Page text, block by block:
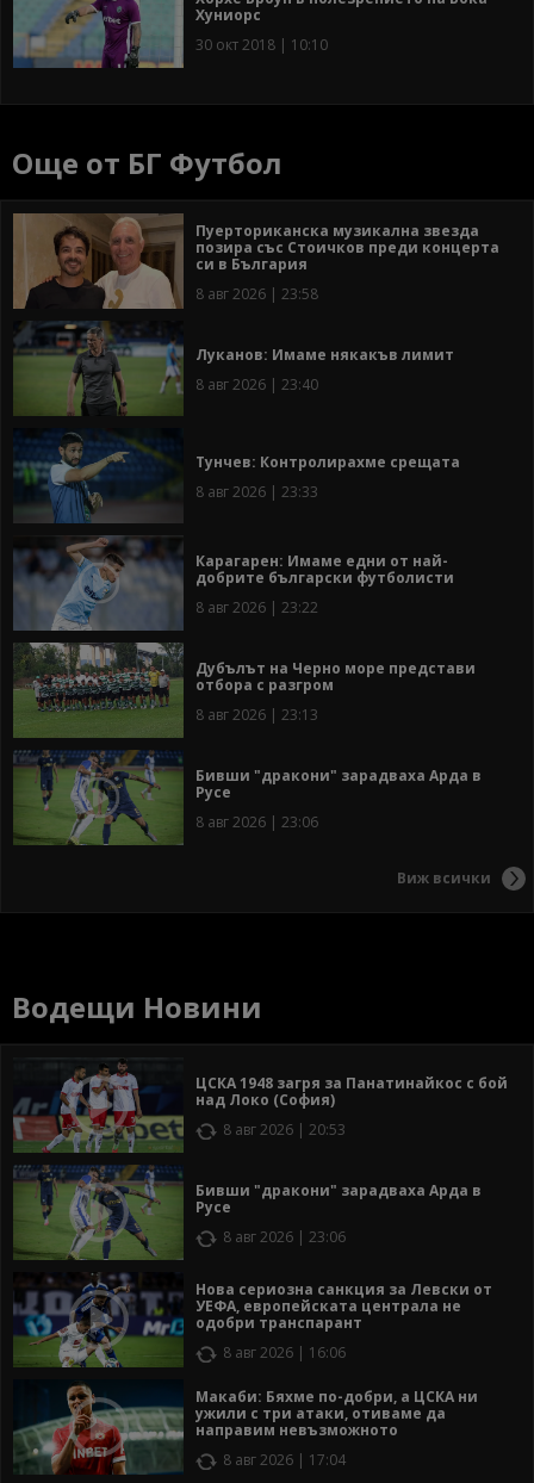
Хуниорс
30 окт 2018 | 10:10
Още от БГ Футбол
Пуерториканска музикална звезда
позира със Стоичков преди концерта
си в България
8 авг 2026 | 23:58
Луканов: Имаме някакъв лимит
8 авг 2026 | 23:40
Тунчев: Контролирахме срещата
8 авг 2026 | 23:33
Карагарен: Имаме едни от най-
добрите български футболисти
8 авг 2026 | 23:22
Дубълът на Черно море представи
отбора с разгром
8 авг 2026 | 23:13
Бивши "дракони" зарадваха Арда в
Русе
8 авг 2026 | 23:06
Виж всички
Водещи Новини
ЦСКА 1948 загря за Панатинайкос с бой
над Локо (София)
8 авг 2026 | 20:53
Бивши "дракони" зарадваха Арда в
Русе
8 авг 2026 | 23:06
Нова сериозна санкция за Левски от
УЕФА, европейската централа не
одобри транспарант
8 авг 2026 | 16:06
Макаби: Бяхме по-добри, а ЦСКА ни
ужили с три атаки, отиваме да
направим невъзможното
8 авг 2026 | 17:04